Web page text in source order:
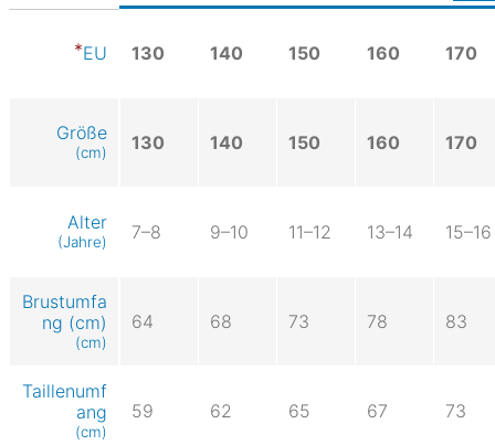
EU 130 140 150 160 170
Größe
(cm) 130 140 150 160 170
Alter
(Jahre) 7–8 9–10 11–12 13–14 15–16
Brustumfa
ng (cm)
(cm)
64 68 73 78 83
Taillenumf
ang
(cm)
59 62 65 67 73